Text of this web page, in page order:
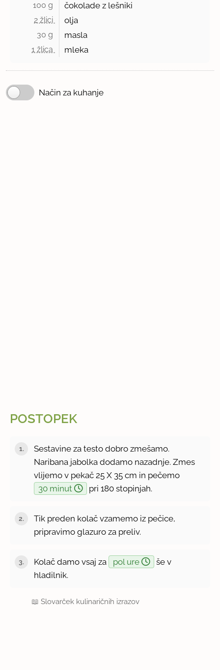
100 g čokolade z lešniki
2 žlici olja
30 g masla
1 žlica mleka
Način za kuhanje
POSTOPEK
Sestavine za testo dobro zmešamo.
Naribana jabolka dodamo nazadnje. Zmes
vlijemo v pekač 25 X 35 cm in pečemo
30 minut
pri 180 stopinjah.
Tik preden kolač vzamemo iz pečice,
pripravimo glazuro za preliv.
Kolač damo vsaj za pol ure
še v
hladilnik.
📖Slovarček kulinaričnih izrazov